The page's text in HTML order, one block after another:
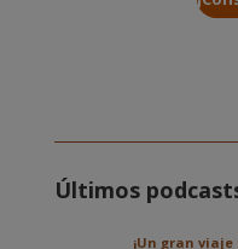
Últimos
¡Un gran